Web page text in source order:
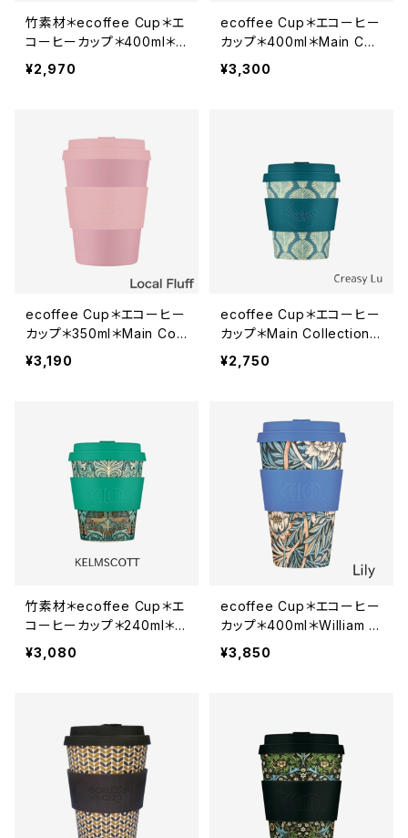
竹素材＊ecoffee Cup＊エ
コーヒーカップ＊400ml＊
クラシックコレクション＊全
3色
¥2,970
ecoffee Cup＊エコーヒー
カップ＊400ml＊Main Coll
ection＊全６色
¥3,300
ecoffee Cup＊エコーヒー
カップ＊350ml＊Main Coll
ection＊全8色
¥3,190
ecoffee Cup＊エコーヒー
カップ＊Main Collection＊
メインコレクション＊240ml
*3種
¥2,750
竹素材＊ecoffee Cup＊エ
コーヒーカップ＊240ml＊ウ
ィリアム・モリス＊全3色
¥3,080
ecoffee Cup＊エコーヒー
カップ＊400ml＊William M
orris＊ウィリアム・モリス＊
全3色
¥3,850